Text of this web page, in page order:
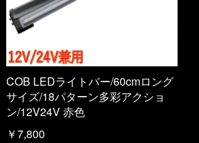
COB LEDライトバー/60cmロング
サイズ/18パターン多彩アクショ
ン/12V24V 赤色
￥7,800